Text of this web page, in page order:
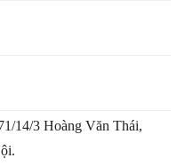
14/3 Hoàng Văn Thái,